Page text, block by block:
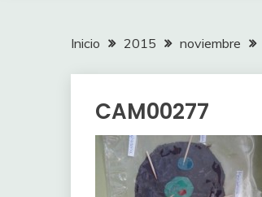
Inicio 2015 noviembre
CAM00277